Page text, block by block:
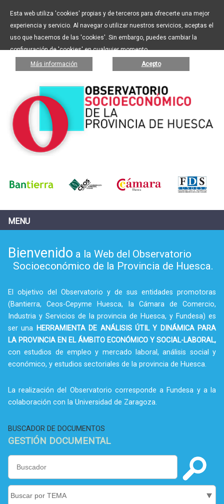
Esta web utiliza 'cookies' propias y de terceros para ofrecerte una mejor
experiencia y servicio. Al navegar o utilizar nuestros servicios, aceptas el
uso que hacemos de las 'cookies'. Sin embargo, puedes cambiar la
configuración de 'cookies' en cualquier momento.
Más información Acepto
MENU
Bienvenido a la Web del Observatorio
Socioeconómico de la Provincia de Huesca.
El objetivo del Observatorio y de sus entidades promotoras
(Bantierra, Ceos-Cepyme Huesca, la Cámara de Comercio,
Industria y Servicios de la provincia de Huesca, y Fundesa) es
ser una HERRAMIENTA DE ANÁLISIS ÚTIL Y DINÁMICA PARA
LA PROVINCIA EN EL ÁMBITO ECONÓMICO Y SOCIAL-LABORAL,
con estudios de empleo y mercado laboral, análisis social y
económico, y estudios sectoriales de la provincia de Huesca.
La realización del Observatorio corresponde a Fundesa y a la
colaboración con la Universidad de Zaragoza.
BUSCADOR DE DOCUMENTOS
GESTIÓN DOCUMENTAL